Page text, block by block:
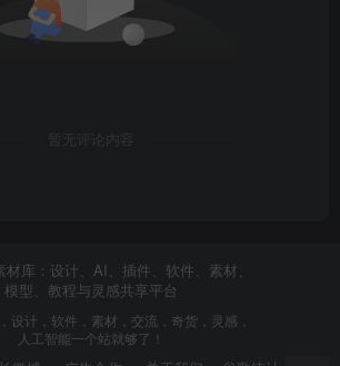
暂无评论内容
设计，软件，素材，交流，奇货，灵感，
人工智能一个站就够了！